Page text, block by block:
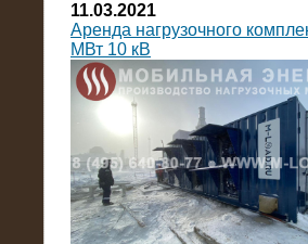
11.03.2021
Аренда нагрузочного
МВт 10 кВ